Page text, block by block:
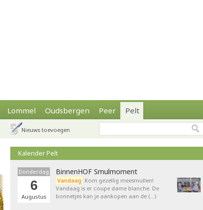
Lommel Oudsbergen Peer Pelt
Nieuws toevoegen
Kalender Pelt
Donderdag
6
Augustus
BinnenHOF Smulmoment
Vandaag Kom gezellig meesmullen!
Vandaag is er coupe dame blanche. De
bonnetjes kan je aankopen aan de (…)